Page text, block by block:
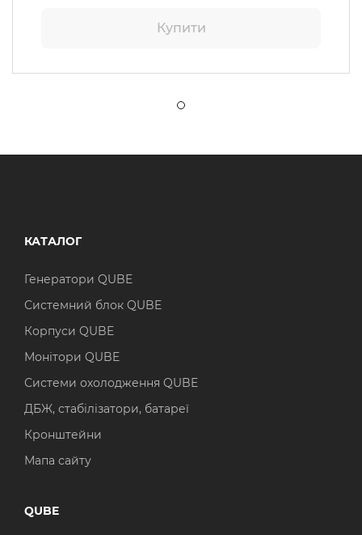
Купити
КАТАЛОГ
Генератори QUBE
Системний блок QUBE
Корпуси QUBE
Монітори QUBE
Системи охолодження QUBE
ДБЖ, стабілізатори, батареї
Кронштейни
Мапа сайту
QUBE